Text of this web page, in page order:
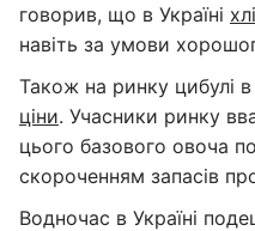
говорив, що в Україні
навіть за умови
Також на ринку цибулі в
ціни. Учасники ринку
цього базового овоча
скороченням запасів
Водночас в Україні